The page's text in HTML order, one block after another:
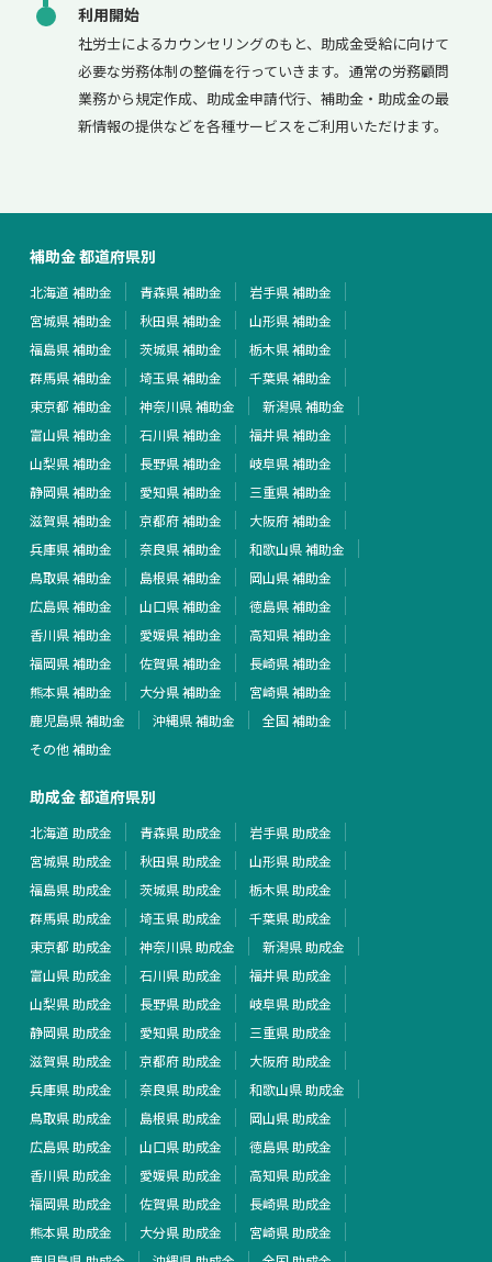
利用開始
社労士によるカウンセリングのもと、助成金受給に向けて
必要な労務体制の整備を行っていきます。通常の労務顧問
業務から規定作成、助成金申請代行、補助金・助成金の最
新情報の提供などを各種サービスをご利用いただけます。
補助金 都道府県別
北海道 補助金 青森県 補助金
岩手県 補助金
宮城県 補助金
秋田県 補助金
山形県 補助金
福島県 補助金
茨城県 補助金
栃木県 補助金
群馬県 補助金
埼玉県 補助金
千葉県 補助金
東京都 補助金
神奈川県 補助金
新潟県 補助金
富山県 補助金
石川県 補助金
福井県 補助金
山梨県 補助金
長野県 補助金
岐阜県 補助金
静岡県 補助金
愛知県 補助金
三重県 補助金
滋賀県 補助金
京都府 補助金
大阪府 補助金
兵庫県 補助金
奈良県 補助金
和歌山県 補助金
鳥取県 補助金
島根県 補助金
岡山県 補助金
広島県 補助金
山口県 補助金
徳島県 補助金
香川県 補助金
愛媛県 補助金
高知県 補助金
福岡県 補助金
佐賀県 補助金
長崎県 補助金
熊本県 補助金
大分県 補助金
宮崎県 補助金
鹿児島県 補助金
沖縄県 補助金
全国 補助金
その他 補助金
助成金 都道府県別
北海道 助成金 青森県 助成金
岩手県 助成金
宮城県 助成金
秋田県 助成金
山形県 助成金
福島県 助成金
茨城県 助成金
栃木県 助成金
群馬県 助成金
埼玉県 助成金
千葉県 助成金
東京都 助成金
神奈川県 助成金
新潟県 助成金
富山県 助成金
石川県 助成金
福井県 助成金
山梨県 助成金
長野県 助成金
岐阜県 助成金
静岡県 助成金
愛知県 助成金
三重県 助成金
滋賀県 助成金
京都府 助成金
大阪府 助成金
兵庫県 助成金
奈良県 助成金
和歌山県 助成金
鳥取県 助成金
島根県 助成金
岡山県 助成金
広島県 助成金
山口県 助成金
徳島県 助成金
香川県 助成金
愛媛県 助成金
高知県 助成金
福岡県 助成金
佐賀県 助成金
長崎県 助成金
熊本県 助成金
大分県 助成金
宮崎県 助成金